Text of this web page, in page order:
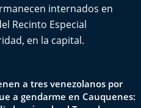
internados en
Recinto Especial
en la capital.
a tres venezolanos por
a gendarme en Cauquenes: